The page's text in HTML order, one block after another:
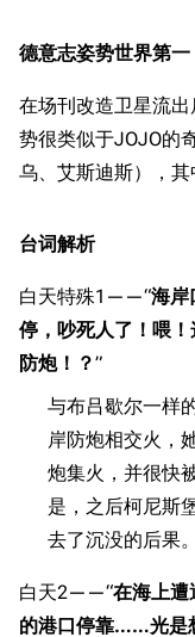
德意志姿势世界第一
在场刊改造卫星流
势很类似于JOJO的
乌、艾斯迪斯），其
台词解析
白天特殊1——“海岸
停，吵死人了！喂
防炮！？”
与布吕歇尔一样
岸防炮相交火，
炮集火，并很快
是，之后柯尼斯
去了沉没的后果。
白天2——“在海上遭
的港口停靠……光是